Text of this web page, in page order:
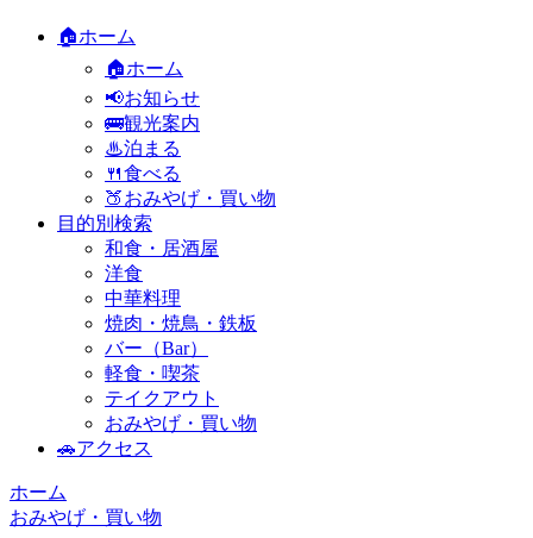
🏠ホーム
🏠ホーム
📢お知らせ
🚌観光案内
♨泊まる
🍴食べる
🍑おみやげ・買い物
目的別検索
和食・居酒屋
洋食
中華料理
焼肉・焼鳥・鉄板
バー（Bar）
軽食・喫茶
テイクアウト
おみやげ・買い物
🚗アクセス
ホーム
おみやげ・買い物